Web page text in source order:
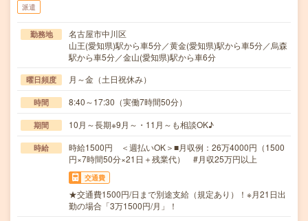
派遣
勤務地
名古屋市中川区
山王(愛知県)駅から車5分／黄金(愛知県)駅から車5分／烏森
駅から車5分／金山(愛知県)駅から車6分
曜日頻度 月～金（土日祝休み）
時間 8:40～17:30（実働7時間50分）
期間 10月～長期※9月～・11月～も相談OK♪
時給
時給1500円 ＜週払いOK＞■月収例：26万4000円（1500
円×7時間50分×21日＋残業代） #月収25万円以上
交通費
★交通費1500円/日まで別途支給（規定あり）！※月21日出
勤の場合「3万1500円/月」！